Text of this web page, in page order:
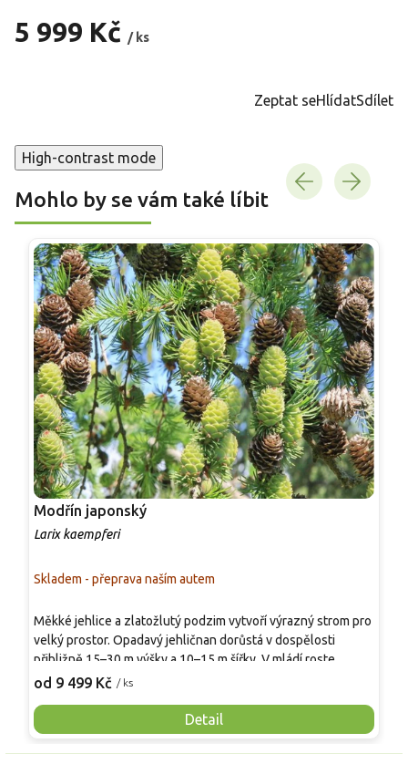
5 999 Kč / ks
Zeptat seHlídatSdílet
High-contrast mode
Mohlo by se vám také líbit
Modřín japonský
Larix kaempferi
Skladem - přeprava naším autem
od 9 499 Kč / ks
Detail
Měkké jehlice a zlatožlutý podzim vytvoří výrazný strom pro
velký prostor. Opadavý jehličnan dorůstá v dospělosti
přibližně 15–30 m výšky a 10–15 m šířky. V mládí roste
rychle, později vytváří široce kuželovitou, světlou a
konci. Jehlice raší svěže zeleně až modrozeleně, v létě
změkčují siluetu stromu a na podzim se zbarví do syté žluté.
Drobné šišky zůstávají na větvích i po opadu jehlic a dodávají